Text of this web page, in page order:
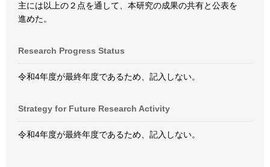
主には以上の２点を通して、本研究の成果の共有と公表を
進めた。
Research Progress Status
令和4年度が最終年度であるため、記入しない。
Strategy for Future Research Activity
令和4年度が最終年度であるため、記入しない。